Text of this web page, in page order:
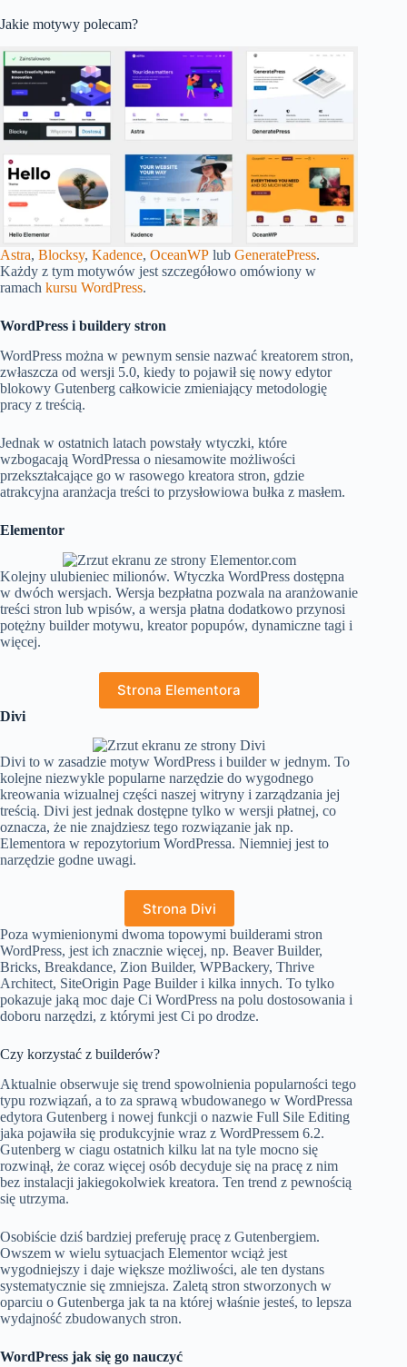
Jakie motywy polecam?
Astra, Blocksy, Kadence, OceanWP lub GeneratePress.
Każdy z tym motywów jest szczegółowo omówiony w
ramach kursu WordPress.
WordPress i buildery stron
WordPress można w pewnym sensie nazwać kreatorem stron,
zwłaszcza od wersji 5.0, kiedy to pojawił się nowy edytor
blokowy Gutenberg całkowicie zmieniający metodologię
pracy z treścią.
Jednak w ostatnich latach powstały wtyczki, które
wzbogacają WordPressa o niesamowite możliwości
przekształcające go w rasowego kreatora stron, gdzie
atrakcyjna aranżacja treści to przysłowiowa bułka z masłem.
Elementor
Kolejny ulubieniec milionów. Wtyczka WordPress dostępna
w dwóch wersjach. Wersja bezpłatna pozwala na aranżowanie
treści stron lub wpisów, a wersja płatna dodatkowo przynosi
potężny builder motywu, kreator popupów, dynamiczne tagi i
więcej.
Strona Elementora
Divi
Divi to w zasadzie motyw WordPress i builder w jednym. To
kolejne niezwykle popularne narzędzie do wygodnego
kreowania wizualnej części naszej witryny i zarządzania jej
treścią. Divi jest jednak dostępne tylko w wersji płatnej, co
oznacza, że nie znajdziesz tego rozwiązanie jak np.
Elementora w repozytorium WordPressa. Niemniej jest to
narzędzie godne uwagi.
Strona Divi
Poza wymienionymi dwoma topowymi builderami stron
WordPress, jest ich znacznie więcej, np. Beaver Builder,
Bricks, Breakdance, Zion Builder, WPBackery, Thrive
Architect, SiteOrigin Page Builder i kilka innych. To tylko
pokazuje jaką moc daje Ci WordPress na polu dostosowania i
doboru narzędzi, z którymi jest Ci po drodze.
Czy korzystać z builderów?
Aktualnie obserwuje się trend spowolnienia popularności tego
typu rozwiązań, a to za sprawą wbudowanego w WordPressa
edytora Gutenberg i nowej funkcji o nazwie Full Sile Editing
jaka pojawiła się produkcyjnie wraz z WordPressem 6.2.
Gutenberg w ciagu ostatnich kilku lat na tyle mocno się
rozwinął, że coraz więcej osób decyduje się na pracę z nim
bez instalacji jakiegokolwiek kreatora. Ten trend z pewnością
się utrzyma.
Osobiście dziś bardziej preferuję pracę z Gutenbergiem.
Owszem w wielu sytuacjach Elementor wciąż jest
wygodniejszy i daje większe możliwości, ale ten dystans
systematycznie się zmniejsza. Zaletą stron stworzonych w
oparciu o Gutenberga jak ta na której właśnie jesteś, to lepsza
wydajność zbudowanych stron.
WordPress jak się go nauczyć